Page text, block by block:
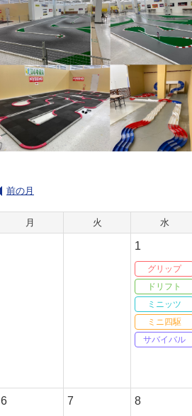
前の月
月 火 水
1
グリップ
ドリフト
ミニッツ
ミニ四駆
サバイバル
6 7 8